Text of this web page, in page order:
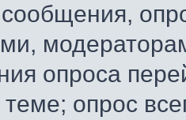
опроса
опрос